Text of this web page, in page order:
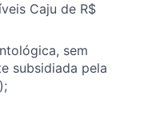
Caju de R$
sem
subsidiada pela